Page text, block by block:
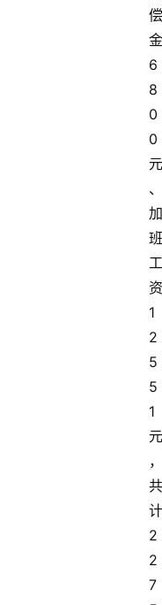
偿
金
6
8
0
0
元
、
加
班
工
资
1
2
5
5
1
元
，
共
计
2
2
7